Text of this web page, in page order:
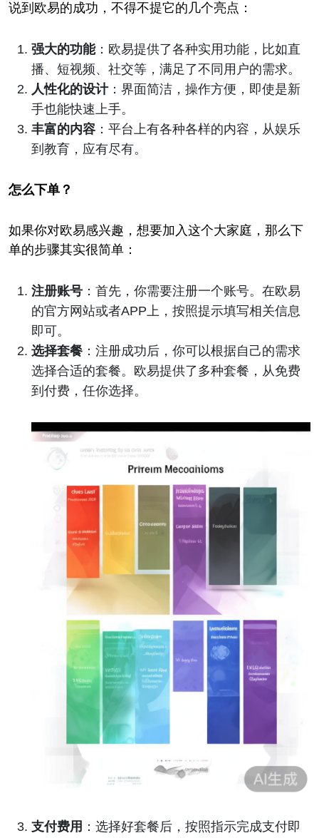
说到欧易的成功，不得不提它的几个亮点：
强大的功能：欧易提供了各种实用功能，比如直
播、短视频、社交等，满足了不同用户的需求。
人性化的设计：界面简洁，操作方便，即使是新
手也能快速上手。
丰富的内容 ：平台上有各种各样的内容，从娱乐
到教育，应有尽有。
怎么下单？
如果你对欧易感兴趣，想要加入这个大家庭，那么下
单的步骤其实很简单：
注册账号 ：首先，你需要注册一个账号。在欧易
的官方网站或者APP上，按照提示填写相关信息
即可。
选择套餐 ：注册成功后，你可以根据自己的需求
选择合适的套餐。欧易提供了多种套餐，从免费
到付费，任你选择。
支付费用 ：选择好套餐后，按照指示完成支付即